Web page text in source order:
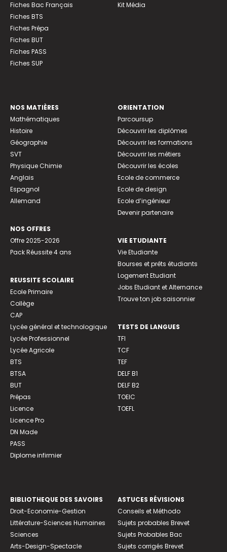
Fiches Bac Français
Fiches BTS
Fiches Prépa
Fiches BUT
Fiches PASS
Fiches SUP
Kit Média
NOS MATIÈRES
Mathématiques
Histoire
Géographie
SVT
Physique Chimie
Anglais
Espagnol
Allemand
NOS OFFRES
Offre 2025-2026
Pack Réussite 4 ans
REUSSITE SCOLAIRE
Ecole Primaire
Collège
CAP
Lycée général et technologique
Lycée Professionnel
Lycée Agricole
BTS
BTSA
BUT
Prépas
Licence
Licence Pro
DN Made
PASS
Diplome infirmier
ORIENTATION
Parcoursup
Découvrir les diplômes
Découvrir les formations
Découvrir les métiers
Découvrir les écoles
Ecole de commerce
Ecole de design
Ecole d’ingénieur
Devenir partenaire
VIE ETUDIANTE
Vie Etudiante
Bourses et prêts étudiants
Logement Etudiant
Jobs Etudiant et Alternance
Trouve ton job saisonnier
TESTS DE LANGUES
TFI
TCF
TEF
DELF B1
DELF B2
TOEIC
TOEFL
BIBLIOTHEQUE DES SAVOIRS
Droit-Economie-Gestion
Littérature-Sciences Humaines
Sciences
Arts-Design-Spectacle
ASTUCES RÉVISIONS
Conseils et Méthodo
Sujets probables Brevet
Sujets Probables Bac
Sujets corrigés Brevet